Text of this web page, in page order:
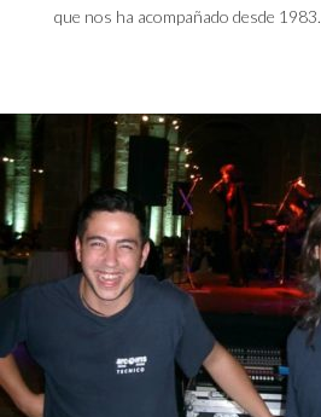
que nos ha acompañado desde 1983.